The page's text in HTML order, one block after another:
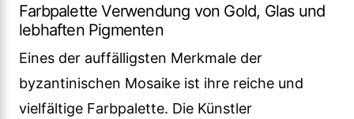
Farbpalette Verwendung von Gold, Glas und
lebhaften Pigmenten
Eines der auffälligsten Merkmale der
byzantinischen Mosaike ist ihre reiche und
vielfältige Farbpalette. Die Künstler